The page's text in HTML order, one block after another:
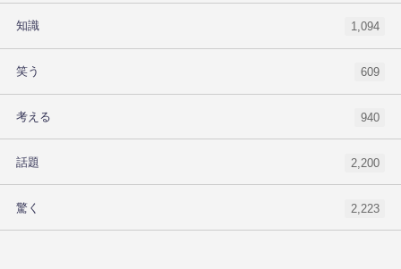
知識 1,094
笑う 609
考える 940
話題 2,200
驚く 2,223